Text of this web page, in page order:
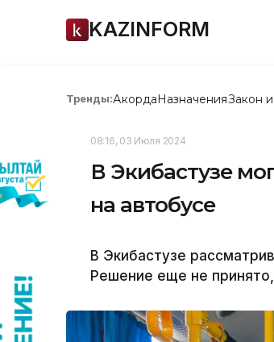
KAZINFORM
Тренды:АкордаНазначенияЗакон
08:16, 03 Июля 2024
В Экибастузе
на автобусе
В Экибастузе
Решение еще не